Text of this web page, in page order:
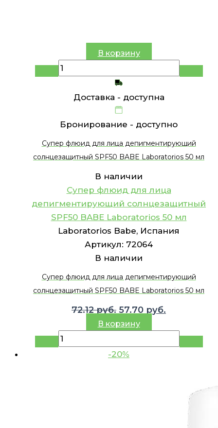
В корзину
Доставка - доступна
Бронирование - доступно
Супер флюид для лица депигментирующий
солнцезащитный SPF50 BABE Laboratorios 50 мл
В наличии
Супер флюид для лица
депигментирующий солнцезащитный
SPF50 BABE Laboratorios 50 мл
Laboratorios Babe, Испания
Артикул: 72064
В наличии
Супер флюид для лица депигментирующий
солнцезащитный SPF50 BABE Laboratorios 50 мл
72.12руб. Первоначальная
цена
72.12 руб..
57.70 руб.
57.70 руб..
В корзину
-20%